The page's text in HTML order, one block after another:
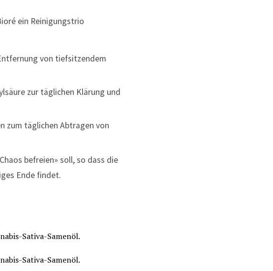
ein Reinigungstrio
von tiefsitzendem
zur täglichen Klärung und
zum täglichen Abtragen von
befreien» soll, so dass die
Ende findet.